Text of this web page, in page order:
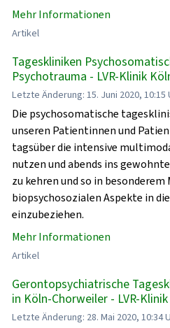
Mehr Informationen
Artikel
Tageskliniken
Psychotrauma - LVR-Klinik
Letzte Änderung: 15. Juni 2020, 10:15
Die psychosomatische
unseren Patientinnen und
tagsüber die intensive
nutzen und abends ins
zu kehren und so in besonderem
biopsychosozialen Aspekte in
einzubeziehen.
Mehr Informationen
Artikel
Gerontopsychiatrische
in Köln-Chorweiler - LVR-
Letzte Änderung: 28. Mai 2020, 10:34